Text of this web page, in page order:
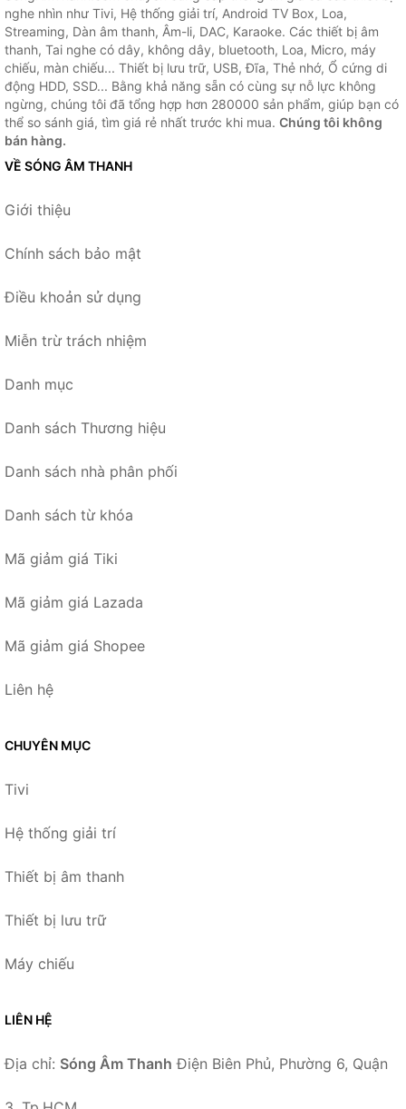
nghe nhìn như Tivi, Hệ thống giải trí, Android TV Box, Loa,
Streaming, Dàn âm thanh, Âm-li, DAC, Karaoke. Các thiết bị âm
thanh, Tai nghe có dây, không dây, bluetooth, Loa, Micro, máy
chiếu, màn chiếu... Thiết bị lưu trữ, USB, Đĩa, Thẻ nhớ, Ổ cứng di
động HDD, SSD... Bằng khả năng sẵn có cùng sự nỗ lực không
ngừng, chúng tôi đã tổng hợp hơn 280000 sản phẩm, giúp bạn có
thể so sánh giá, tìm giá rẻ nhất trước khi mua. Chúng tôi không
bán hàng.
VỀ SÓNG ÂM THANH
Giới thiệu
Chính sách bảo mật
Điều khoản sử dụng
Miễn trừ trách nhiệm
Danh mục
Danh sách Thương hiệu
Danh sách nhà phân phối
Danh sách từ khóa
Mã giảm giá Tiki
Mã giảm giá Lazada
Mã giảm giá Shopee
Liên hệ
CHUYÊN MỤC
Tivi
Hệ thống giải trí
Thiết bị âm thanh
Thiết bị lưu trữ
Máy chiếu
LIÊN HỆ
Địa chỉ: Sóng Âm Thanh Điện Biên Phủ, Phường 6, Quận